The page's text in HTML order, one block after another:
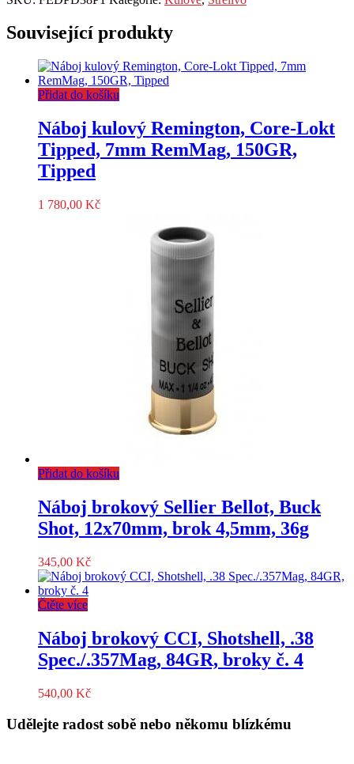
Self
Defense,.38
120GR
(7,7g),
množství
Související produkty
Přidat do košíku
Náboj kulový Remington, Core-Lokt
Tipped, 7mm RemMag, 150GR,
Tipped
1 780,00 Kč
Přidat do košíku
Náboj brokový Sellier Bellot, Buck
Shot, 12x70mm, brok 4,5mm, 36g
345,00 Kč
Čtěte více
Náboj brokový CCI, Shotshell, .38
Spec./.357Mag, 84GR, broky č. 4
540,00 Kč
Udělejte radost sobě nebo někomu blízkému